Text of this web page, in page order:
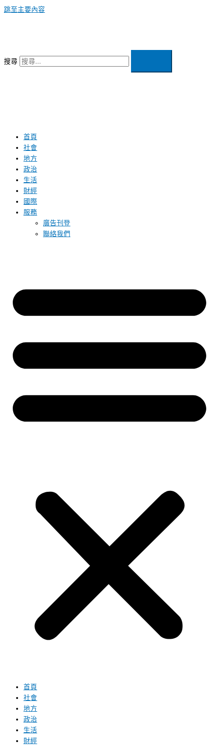
跳至主要內容
搜尋
首頁
社會
地方
政治
生活
財經
國際
服務
廣告刊登
聯絡我們
首頁
社會
地方
政治
生活
財經